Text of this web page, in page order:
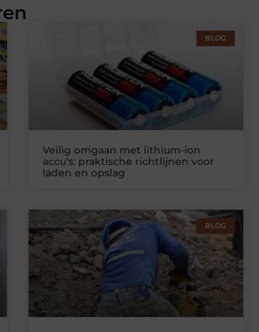
BLOG
Veilig omgaan met lithium-ion
accu's: praktische richtlijnen voor
laden en opslag
BLOG